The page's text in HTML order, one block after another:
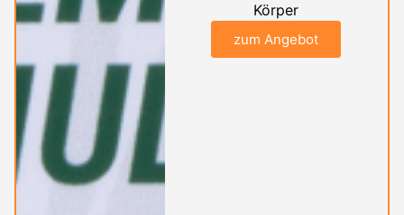
Körper
zum Angebot